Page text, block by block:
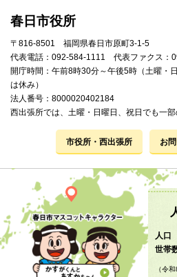
春日市役所
〒816-8501 福岡県春日市原町3-1-5
代表電話：092-584-1111 代表ファクス：
開庁時間：午前8時30分～午後5時（土曜・
は休み）
法人番号：8000020402184
西出張所では、土曜・日曜日、祝日でも一部
市役所・西出張所 お
人口
世帯
（令